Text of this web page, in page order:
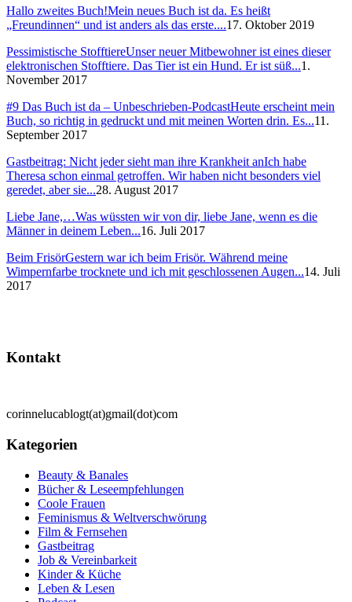
Hallo zweites Buch!Mein neues Buch ist da. Es heißt
„Freundinnen“ und ist anders als das erste....17. Oktober 2019
Pessimistische StofftiereUnser neuer Mitbewohner ist eines dieser
elektronischen Stofftiere. Das Tier ist ein Hund. Er ist süß...1.
November 2017
#9 Das Buch ist da – Unbeschrieben-PodcastHeute erscheint mein
Buch, so richtig in gedruckt und mit meinen Worten drin. Es...11.
September 2017
Gastbeitrag: Nicht jeder sieht man ihre Krankheit anIch habe
Theresa schon einmal getroffen. Wir haben nicht besonders viel
geredet, aber sie...28. August 2017
Liebe Jane,…Was wüssten wir von dir, liebe Jane, wenn es die
Männer in deinem Leben...16. Juli 2017
Beim FrisörGestern war ich beim Frisör. Während meine
Wimpernfarbe trocknete und ich mit geschlossenen Augen...14. Juli
2017
Kontakt
corinnelucablogt(at)gmail(dot)com
Kategorien
Beauty & Banales
Bücher & Leseempfehlungen
Coole Frauen
Feminismus & Weltverschwörung
Film & Fernsehen
Gastbeitrag
Job & Vereinbarkeit
Kinder & Küche
Leben & Lesen